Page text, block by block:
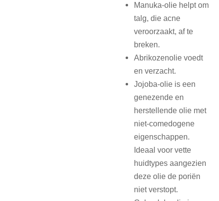
Manuka-olie helpt om
talg, die acne
veroorzaakt, af te
breken.
Abrikozenolie voedt
en verzacht.
Jojoba-olie is een
genezende en
herstellende olie met
niet-comedogene
eigenschappen.
Ideaal voor vette
huidtypes aangezien
deze olie de poriën
niet verstopt.